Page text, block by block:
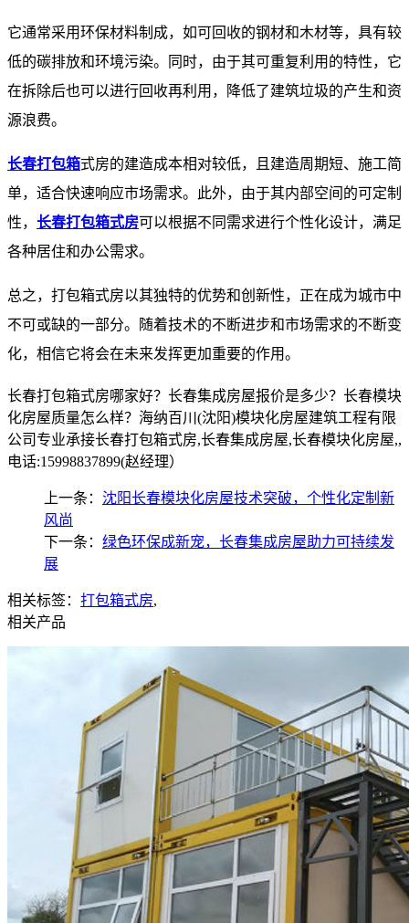
它通常采用环保材料制成，如可回收的钢材和木材等，具有较
低的碳排放和环境污染。同时，由于其可重复利用的特性，它
在拆除后也可以进行回收再利用，降低了建筑垃圾的产生和资
源浪费。
长春打包箱式房的建造成本相对较低，且建造周期短、施工简
单，适合快速响应市场需求。此外，由于其内部空间的可定制
性， 长春打包箱式房可以根据不同需求进行个性化设计，满足
各种居住和办公需求。
总之，打包箱式房以其独特的优势和创新性，正在成为城市中
不可或缺的一部分。随着技术的不断进步和市场需求的不断变
化，相信它将会在未来发挥更加重要的作用。
长春打包箱式房哪家好？长春集成房屋报价是多少？长春模块
化房屋质量怎么样？海纳百川(沈阳)模块化房屋建筑工程有限
公司专业承接长春打包箱式房,长春集成房屋,长春模块化房屋,,
电话:15998837899(赵经理）
上一条： 沈阳长春模块化房屋技术突破，个性化定制新
风尚
下一条： 绿色环保成新宠，长春集成房屋助力可持续发
展
相关标签： 打包箱式房,
相关产品